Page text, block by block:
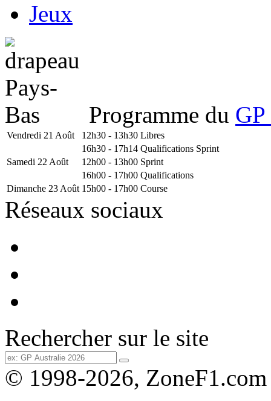
Jeux
Programme du
Vendredi 21 Août 12h30 - 13h30 Libres
16h30 - 17h14 Qualifications Sprint
Samedi 22 Août
12h00 - 13h00 Sprint
16h00 - 17h00 Qualifications
Dimanche 23 Août 15h00 - 17h00 Course
Réseaux sociaux
Rechercher sur le site
© 1998-2026, ZoneF1.com